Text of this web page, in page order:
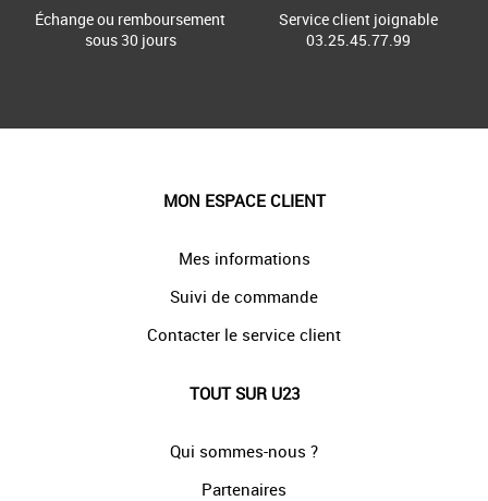
Échange ou remboursement
sous 30 jours
Service client joignable
03.25.45.77.99
MON ESPACE CLIENT
Mes informations
Suivi de commande
Contacter le service client
TOUT SUR U23
Qui sommes-nous ?
Partenaires